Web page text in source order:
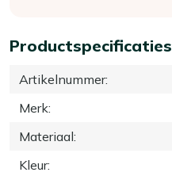
Productspecificaties
Artikelnummer:
Merk:
Materiaal:
Kleur: